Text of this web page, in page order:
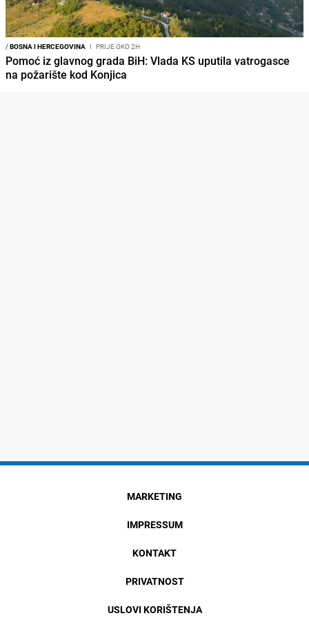
/BOSNA I HERCEGOVINA I PRIJE OKO 2H
Pomoć iz glavnog grada BiH: Vlada KS uputila vatrogasce
na požarište kod Konjica
MARKETING
IMPRESSUM
KONTAKT
PRIVATNOST
USLOVI KORIŠTENJA